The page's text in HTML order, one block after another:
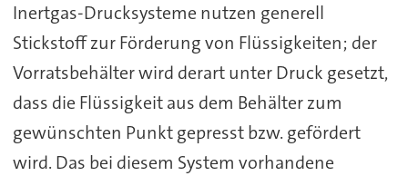
Inertgas-Drucksysteme nutzen generell
Stickstoff zur Förderung von Flüssigkeiten; der
Vorratsbehälter wird derart unter Druck gesetzt,
dass die Flüssigkeit aus dem Behälter zum
gewünschten Punkt gepresst bzw. gefördert
wird. Das bei diesem System vorhandene